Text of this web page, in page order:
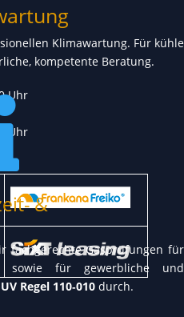
Klimawartung. Für kühle
kompetente Beratung.
&
fachgerechte Gasprüfungen für
sowie für gewerbliche und
Regel 110‑010 durch.
Uhr
Uhr